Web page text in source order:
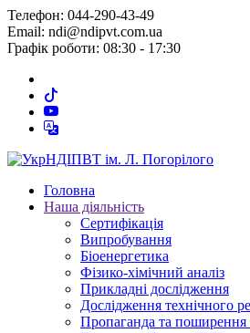
Телефон: 044-290-43-49
Email: ndi@ndipvt.com.ua
Графік роботи: 08:30 - 17:30
Головна
Наша діяльність
Сертифікація
Випробування
Біоенергетика
Фізико-хімічний аналіз
Прикладні дослідження
Дослідження технічного
Пропаганда та поширення